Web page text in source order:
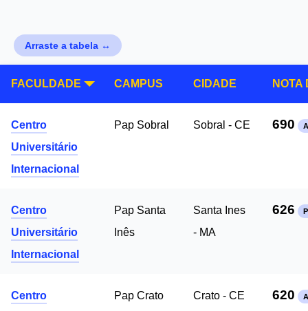
Arraste a tabela ↔
FACULDADE CAMPUS CIDADE NOTA
Centro
Universitário
Internacional
Pap Sobral Sobral - CE 690
Centro
Universitário
Internacional
Pap Santa
Inês
Santa Ines
- MA
626
Centro
Pap Crato Crato - CE 620